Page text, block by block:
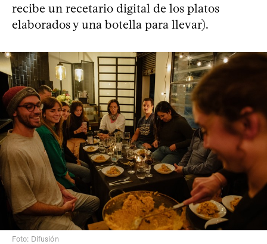
recibe un recetario digital de los platos
elaborados y una botella para llevar).
Foto: Difusión